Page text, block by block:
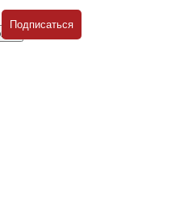
Подписаться